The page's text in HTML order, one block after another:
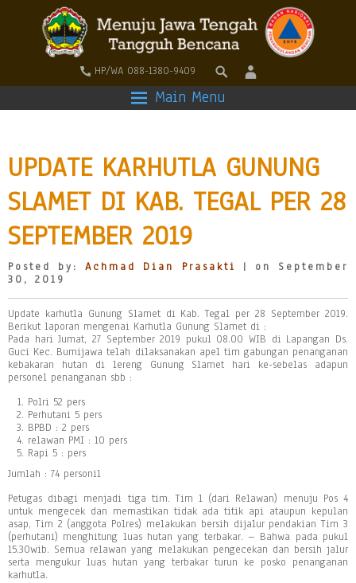
HP/WA 088-1380-9409
Main Menu
UPDATE KARHUTLA GUNUNG
SLAMET DI KAB. TEGAL PER 28
SEPTEMBER 2019
Posted by:Achmad Dian Prasakti
| on September
30, 2019
Update karhutla Gunung Slamet di Kab. Tegal per 28 September 2019.
Berikut laporan mengenai Karhutla Gunung Slamet di :
Pada hari Jumat, 27 September 2019 pukul 08.00 WIB di Lapangan Ds.
Guci Kec. Bumijawa telah dilaksanakan apel tim gabungan penanganan
kebakaran hutan di lereng Gunung Slamet hari ke-sebelas adapun
personel penanganan sbb :
Polri 52 pers
Perhutani 5 pers
BPBD : 2 pers
relawan PMI : 10 pers
Rapi 5 : pers
Jumlah : 74 personil
Petugas dibagi menjadi tiga tim. Tim 1 (dari Relawan) menuju Pos 4
untuk mengecek dan memastikan tidak ada titik api ataupun kepulan
asap, Tim 2 (anggota Polres) melakukan bersih dijalur pendakian Tim 3
(perhutani) menghitung luas hutan yang terbakar. – Bahwa pada pukul
15.30wib. Semua relawan yang melakukan pengecekan dan bersih jalur
serta mengukur luas hutan yang terbakar turun ke posko penanganan
karhutla.